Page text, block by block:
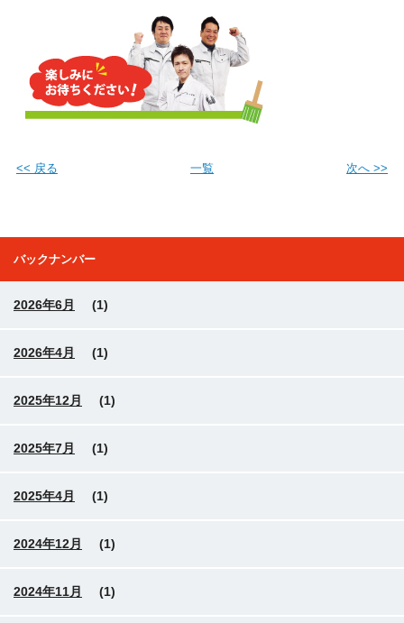
<< 戻る 一覧 次へ >>
バックナンバー
2026年6月 (1)
2026年4月 (1)
2025年12月 (1)
2025年7月 (1)
2025年4月 (1)
2024年12月 (1)
2024年11月 (1)